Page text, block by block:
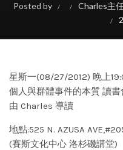
Posted by Charles主
星斯一(08/27/2012) 晚上
個人與群體事件的本質 讀
由 Charles 導讀
地點:525 N. AZUSA
(賽斯文化中心 洛杉磯講堂)